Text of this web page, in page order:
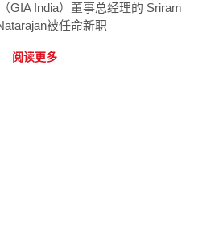
GIA India）董事总经理的 Sriram
被任命新职
阅读更多